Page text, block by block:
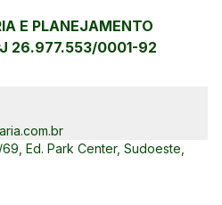
E PLANEJAMENTO
26.977.553/0001-92
Ed. Park Center, Sudoeste,